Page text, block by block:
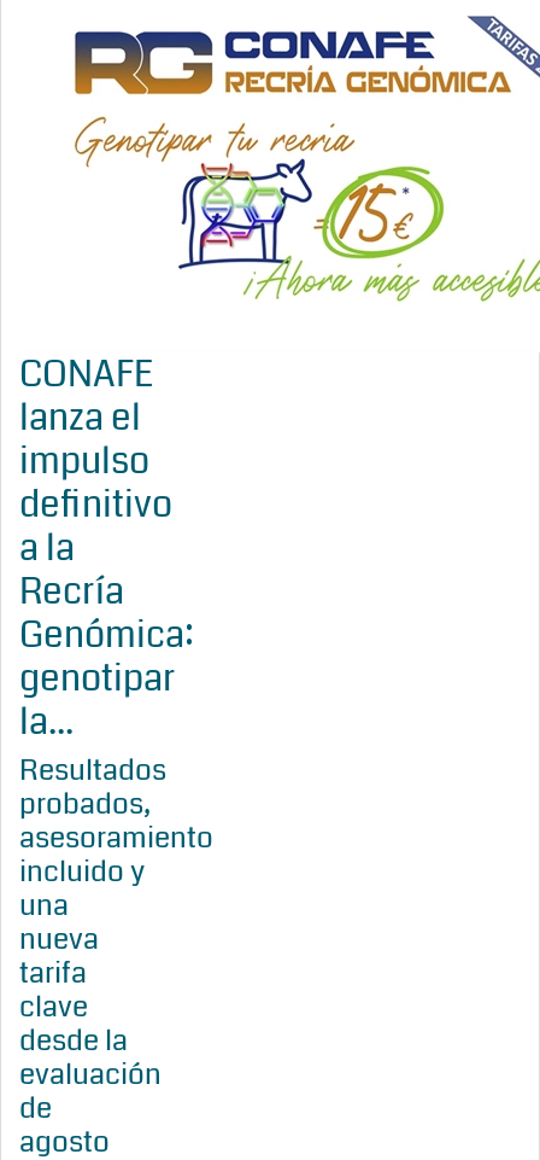
CONAFE
lanza el
impulso
definitivo
a la
Recría
Genómica:
genotipar
la...
Resultados
probados,
asesoramiento
incluido y
una
nueva
tarifa
clave
desde la
evaluación
de
agosto